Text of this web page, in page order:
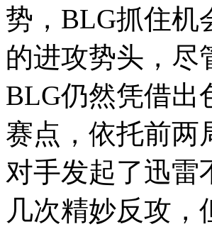
势，BLG抓住机
的进攻势头，尽
BLG仍然凭借出
赛点，依托前两
对手发起了迅雷
几次精妙反攻